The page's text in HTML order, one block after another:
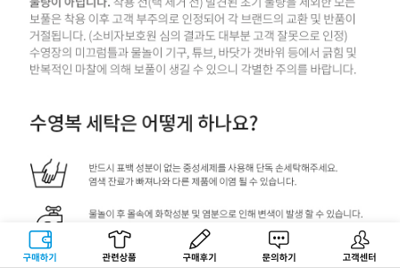
구매하기 관련상품 상품후기 문의하기 고객센터